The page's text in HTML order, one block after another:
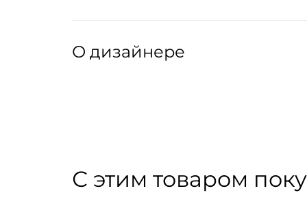
сумку, чтобы не повредить ее ручки и форму.
Сумка-корзина с открытым верхом и
Высота: 33 см, ширина: 50 см
О дизайнере
С этим товаром